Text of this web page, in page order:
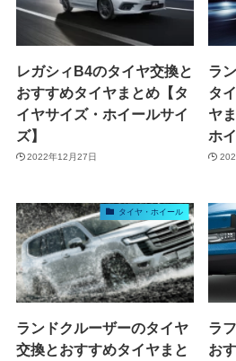
レガシィB4のタイヤ交換と
おすすめタイヤまとめ【タ
イヤサイズ・ホイールサイ
ズ】
2022年12月27日
ラ
タ
ヤ
ホ
タイヤ・ホイール
ランドクルーザーのタイヤ
交換とおすすめタイヤまと
ラ
お